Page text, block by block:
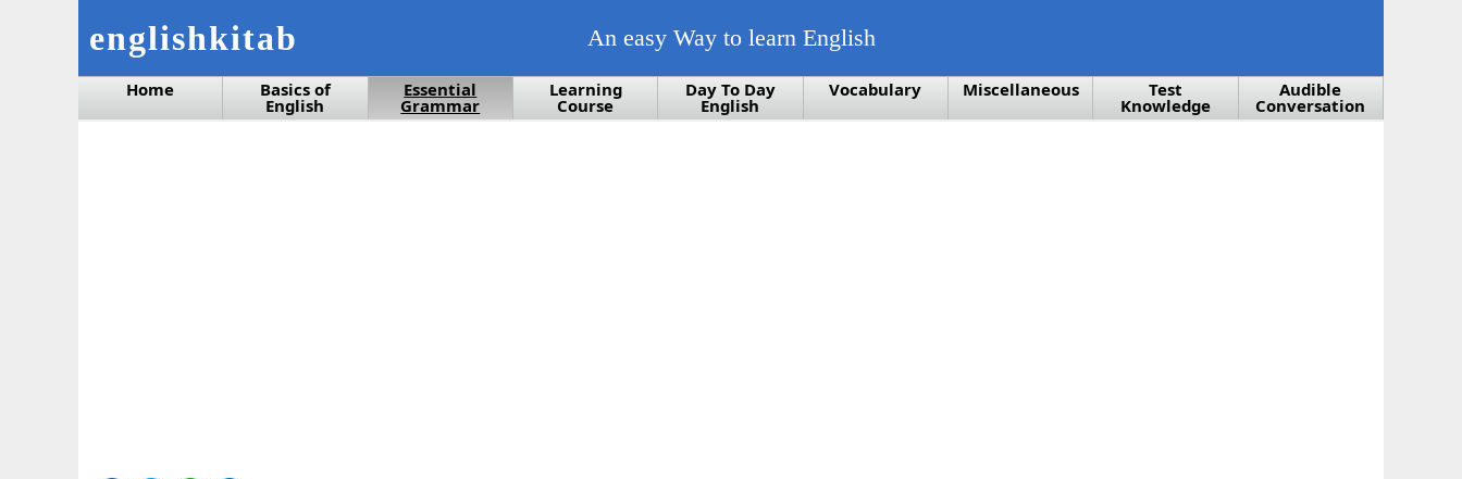
englishkitab An easy Way to learn English
Home Basics of
English
Essential
Grammar
Learning
Course
Day To Day
English
Vocabulary Miscellaneous Test
Knowledge
Audible
Conversation